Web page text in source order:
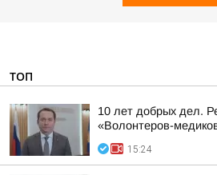
ТОП
10 лет добрых дел.
«Волонтеров-
15:24